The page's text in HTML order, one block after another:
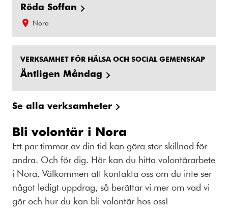
Röda Soffan
Nora
VERKSAMHET FÖR HÄLSA OCH SOCIAL GEMENSKAP
Äntligen Måndag
Se alla verksamheter
Bli volontär i Nora
Ett par timmar av din tid kan göra stor skillnad för
andra. Och för dig. Här kan du hitta volontärarbete
i Nora. Välkommen att kontakta oss om du inte ser
något ledigt uppdrag, så berättar vi mer om vad vi
gör och hur du kan bli volontär hos oss!